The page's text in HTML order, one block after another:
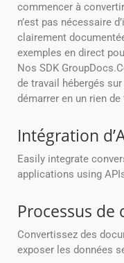
commencer à
n’est pas nécessaire
clairement
exemples en direct
Nos SDK
de travail hébergés
démarrer en un rien de
Intégration
Easily integrate
applications using
Processus de
Convertissez des
exposer les données